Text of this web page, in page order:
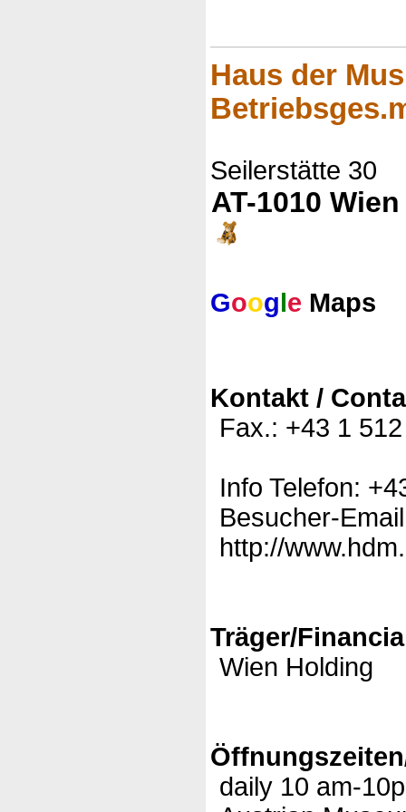
Haus der
Seilerstätte 30
AT-1010 Wien
Google Maps
Kontakt /
Fax.: +43 1
Info Telefon:
Besucher-
http://
Träger/
Wien Holding
daily 10 am-